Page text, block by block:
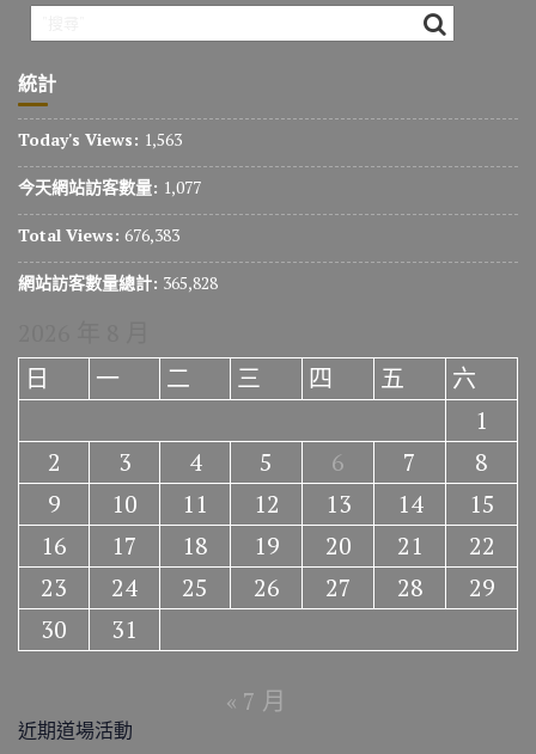
統計
Today's Views: 1,563
今天網站訪客數量: 1,077
Total Views: 676,383
網站訪客數量總計: 365,828
日
一 二 三 四 五
六
1
2
3 4 5 6 7
8
9
10 11 12 13 14
15
16
17 18 19 20 21
22
23
24 25 26 27 28
29
30
31
« 7 月
近期道場活動